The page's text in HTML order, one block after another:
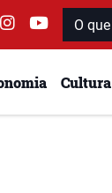
Cultura